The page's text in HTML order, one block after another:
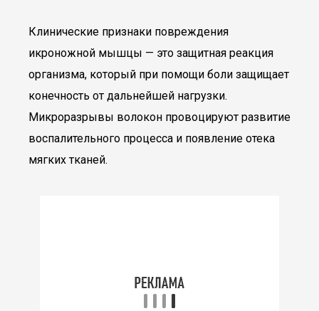
Клинические признаки повреждения
икроножной мышцы — это защитная реакция
организма, который при помощи боли защищает
конечность от дальнейшей нагрузки.
Микроразрывы волокон провоцируют развитие
воспалительного процесса и появление отека
мягких тканей.